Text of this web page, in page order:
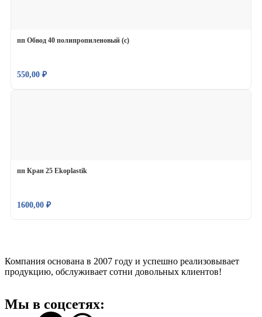
пп Обвод 40 полипропиленовый (с)
550,00 ₽
пп Кран 25 Ekoplastik
1600,00 ₽
Компания основана в 2007 году и успешно реализовывает
продукцию, обслуживает сотни довольных клиентов!
Мы в соцсетях: